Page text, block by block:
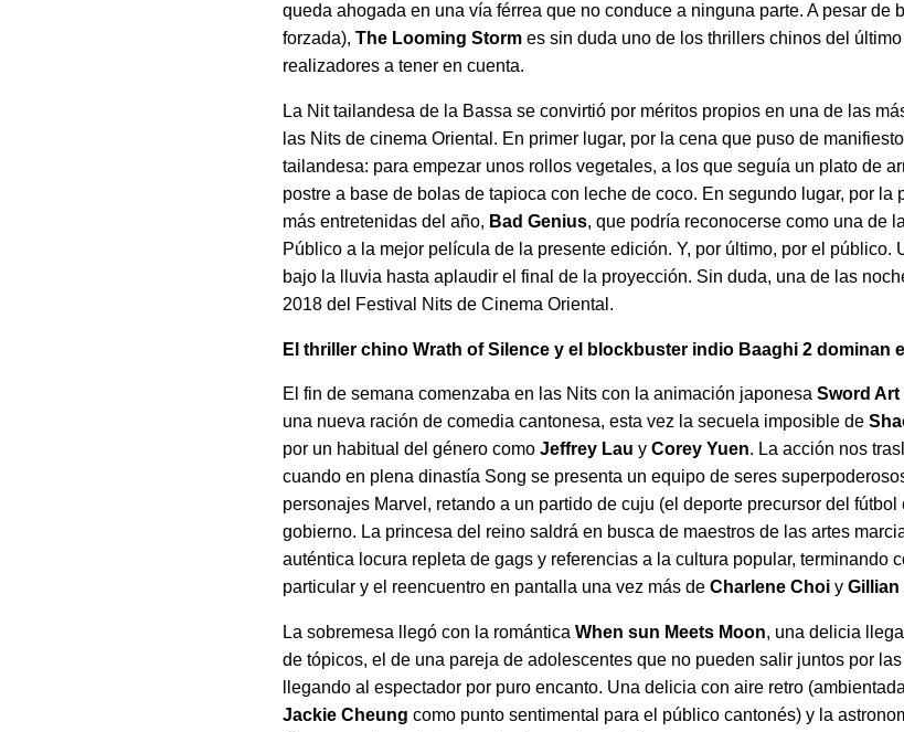
queda ahogada en una vía férrea que no conduce a ninguna parte. A pesar de
forzada),The Looming Storm es sin duda uno de los thrillers chinos del
realizadores a tener en cuenta.
La Nit tailandesa de la Bassa se convirtió por méritos propios en una de las
las Nits de cinema Oriental. En primer lugar, por la cena que puso de
tailandesa: para empezar unos rollos vegetales, a los que seguía un plato de
postre a base de bolas de tapioca con leche de coco. En segundo lugar, por la
más entretenidas del año, Bad Genius, que podría reconocerse como una de
Público a la mejor película de la presente edición. Y, por último, por el público.
bajo la lluvia hasta aplaudir el final de la proyección. Sin duda, una de las
2018 del Festival Nits de Cinema Oriental.
El thriller chino Wrath of Silence y el blockbuster indio Baaghi 2 dominan
El fin de semana comenzaba en las Nits con la animación japonesaSword Art
una nueva ración de comedia cantonesa, esta vez la secuela imposible de
por un habitual del género comoJeffrey Lau yCorey Yuen. La acción nos
cuando en plena dinastía Song se presenta un equipo de seres
personajes Marvel, retando a un partido de cuju (el deporte precursor del
gobierno. La princesa del reino saldrá en busca de maestros de las artes
auténtica locura repleta de gags y referencias a la cultura popular, terminando
particular y el reencuentro en pantalla una vez más deCharlene Choi yGillian
La sobremesa llegó con la románticaWhen sun Meets Moon, una delicia
de tópicos, el de una pareja de adolescentes que no pueden salir juntos por
llegando al espectador por puro encanto. Una delicia con aire retro
Jackie Cheung como punto sentimental para el público cantonés) y la